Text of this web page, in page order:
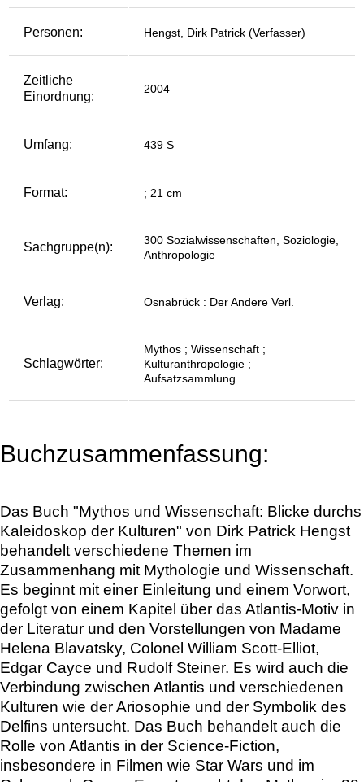
Personen: Hengst, Dirk Patrick (Verfasser)
Zeitliche
Einordnung:
2004
Umfang: 439 S
Format: ; 21 cm
Sachgruppe(n):
300 Sozialwissenschaften, Soziologie,
Anthropologie
Verlag: Osnabrück : Der Andere Verl.
Schlagwörter:
Mythos ; Wissenschaft ;
Kulturanthropologie ;
Aufsatzsammlung
Buchzusammenfassung:
Das Buch "Mythos und Wissenschaft: Blicke durchs
Kaleidoskop der Kulturen" von Dirk Patrick Hengst
behandelt verschiedene Themen im
Zusammenhang mit Mythologie und Wissenschaft.
Es beginnt mit einer Einleitung und einem Vorwort,
gefolgt von einem Kapitel über das Atlantis-Motiv in
der Literatur und den Vorstellungen von Madame
Helena Blavatsky, Colonel William Scott-Elliot,
Edgar Cayce und Rudolf Steiner. Es wird auch die
Verbindung zwischen Atlantis und verschiedenen
Kulturen wie der Ariosophie und der Symbolik des
Delfins untersucht. Das Buch behandelt auch die
Rolle von Atlantis in der Science-Fiction,
insbesondere in Filmen wie Star Wars und im